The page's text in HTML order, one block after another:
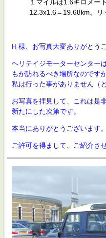
１マイルは1.6キロメー
12.3x1.6＝19.68km。リ
H 様、お写真大変ありがとう
ヘリテイジモーターセンター
もが訪れるべき場所なのです
私は行った事がありません（
お写真を拝見して、これは是
新たにした次第です。
本当にありがとうございます。
ご許可を得まして、ご紹介さ